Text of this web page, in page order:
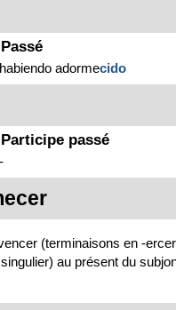
Passé
habiendo adormecido
Participe passé
-
(terminaisons en -
au présent du